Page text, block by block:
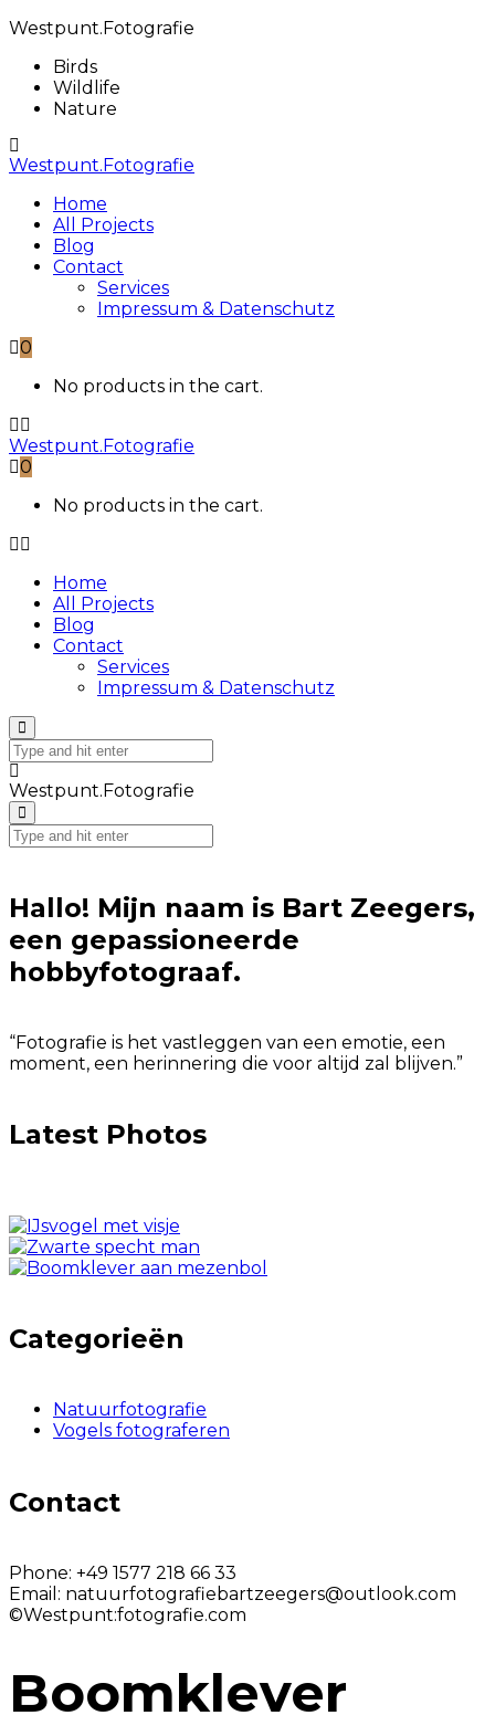
Westpunt.Fotografie
Birds
Wildlife
Nature
Westpunt.Fotografie
Home
All Projects
Blog
Contact
Services
Impressum & Datenschutz
0
No products in the cart.
Westpunt.Fotografie
0
No products in the cart.
Home
All Projects
Blog
Contact
Services
Impressum & Datenschutz
Westpunt.Fotografie
Hallo! Mijn naam is Bart Zeegers,
een gepassioneerde
hobbyfotograaf.
“Fotografie is het vastleggen van een emotie, een
moment, een herinnering die voor altijd zal blijven.”
Latest Photos
Categorieën
Natuurfotografie
Vogels fotograferen
Contact
Phone: +49 1577 218 66 33
Email: natuurfotografiebartzeegers@outlook.com
©Westpunt:fotografie.com
Boomklever